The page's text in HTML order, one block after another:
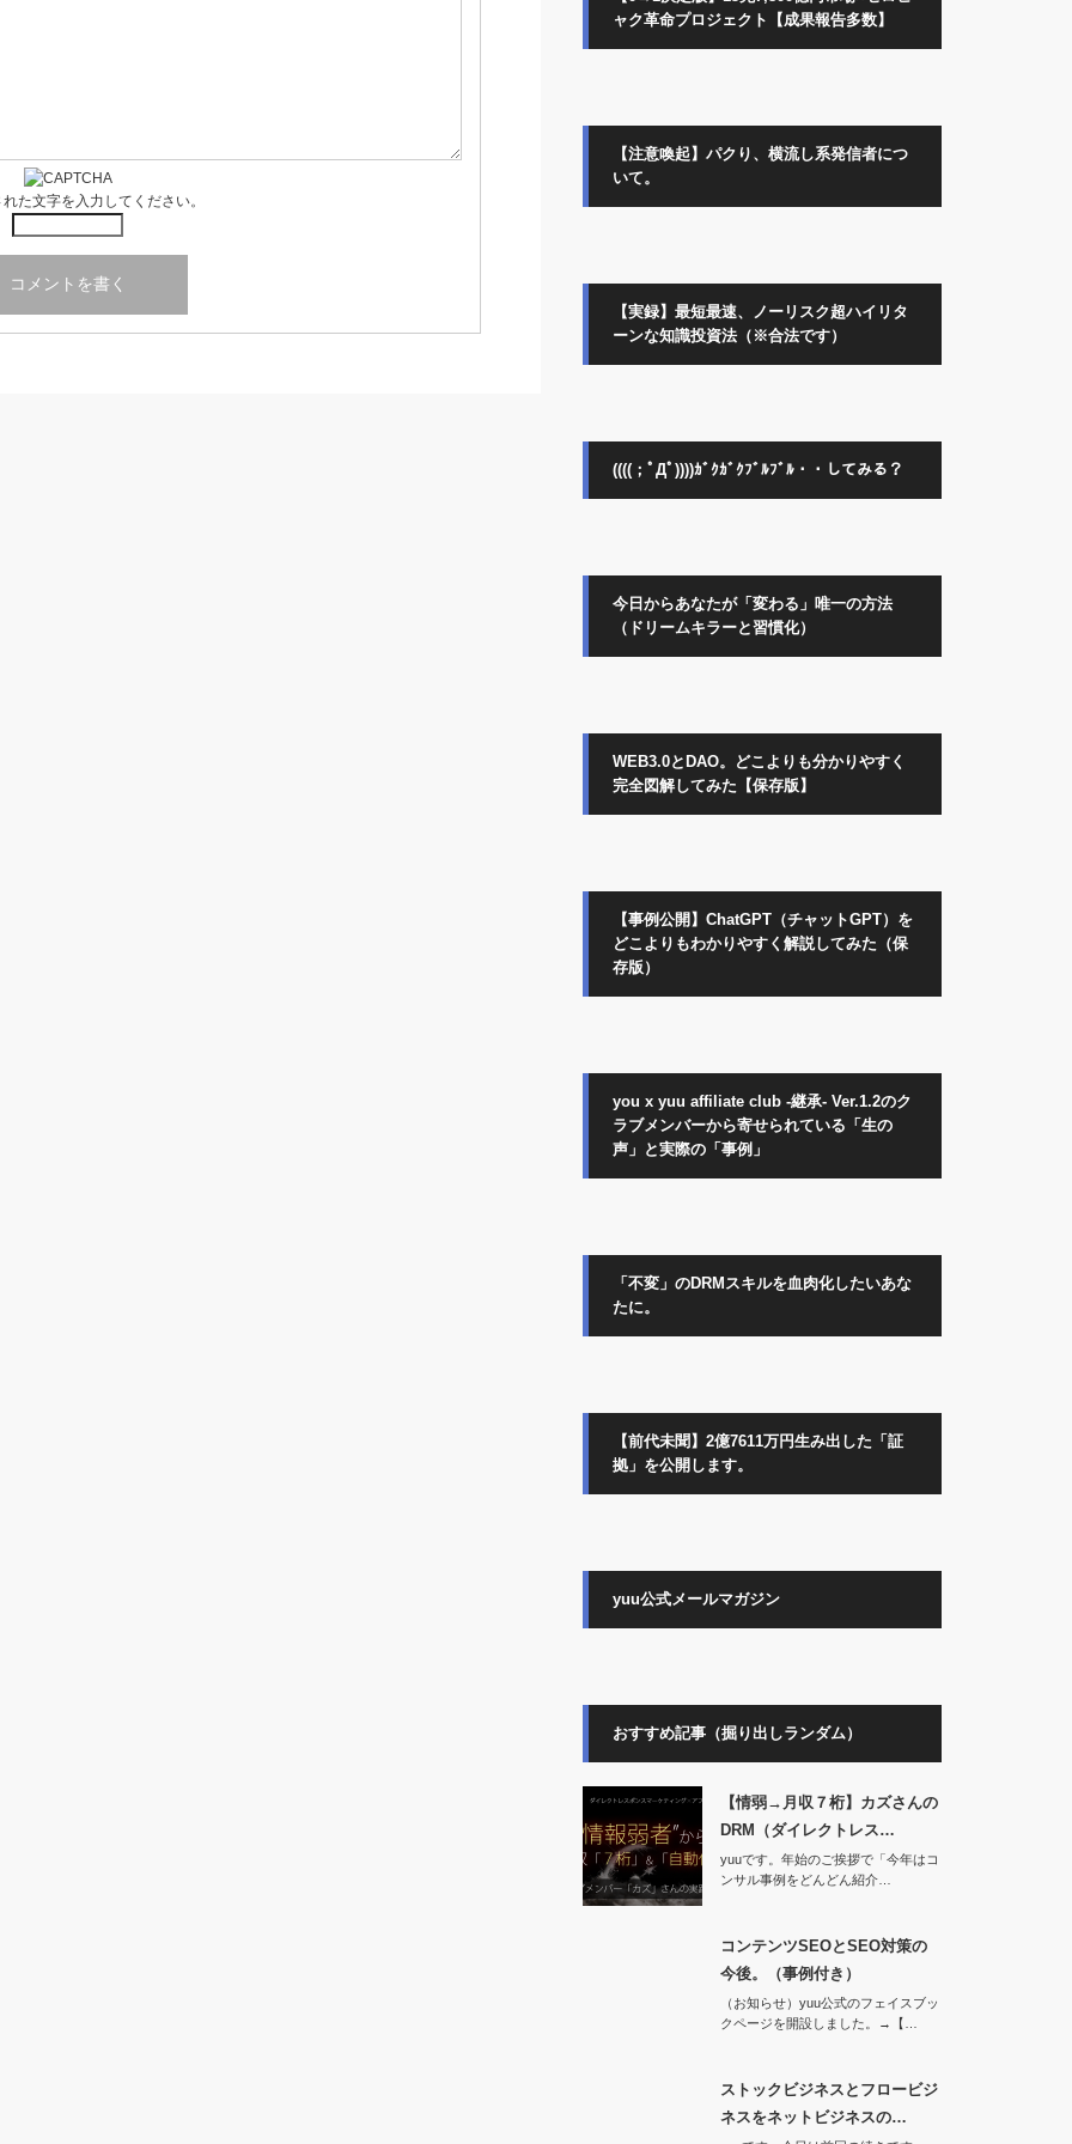
た文字を入力してください。
ャク革命プロジェクト【成果報告多数】
【注意喚起】パクり、横流し系発信者につ
いて。
【実録】最短最速、ノーリスク超ハイリタ
ーンな知識投資法（※合法です）
((((；ﾟДﾟ))))ｶﾞｸｶﾞｸﾌﾞﾙﾌﾞﾙ・・してみる？
今日からあなたが「変わる」唯一の方法
（ドリームキラーと習慣化）
WEB3.0とDAO。どこよりも分かりやすく
完全図解してみた【保存版】
【事例公開】ChatGPT（チャットGPT）を
どこよりもわかりやすく解説してみた（保
存版）
you x yuu affiliate club -継承- Ver.1.2のク
ラブメンバーから寄せられている「生の
声」と実際の「事例」
「不変」のDRMスキルを血肉化したいあな
たに。
【前代未聞】2億7611万円生み出した「証
拠」を公開します。
yuu公式メールマガジン
おすすめ記事（掘り出しランダム）
【情弱→月収７桁】カズさんの
DRM（ダイレクトレス…
yuuです。年始のご挨拶で「今年はコ
ンサル事例をどんどん紹介…
コンテンツSEOとSEO対策の
今後。（事例付き）
（お知らせ）yuu公式のフェイスブッ
クページを開設しました。→【…
ストックビジネスとフロービジ
ネスをネットビジネスの…